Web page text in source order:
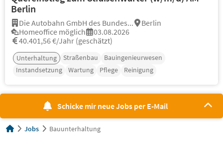
Berlin
Die Autobahn GmbH des Bundes...
Berlin
Homeoffice möglich
03.08.2026
40.401,56 €/Jahr (geschätzt)
Unterhaltung Straßenbau
Bauingenieurwesen
Instandsetzung
Wartung Pflege Reinigung
Schicke mir neue Jobs per E-Mail
Jobs Bauunterhaltung